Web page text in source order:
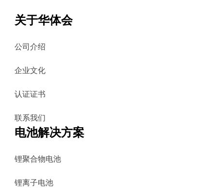
关于华体会
公司介绍
企业文化
认证证书
联系我们
电池解决方案
锂聚合物电池
锂离子电池